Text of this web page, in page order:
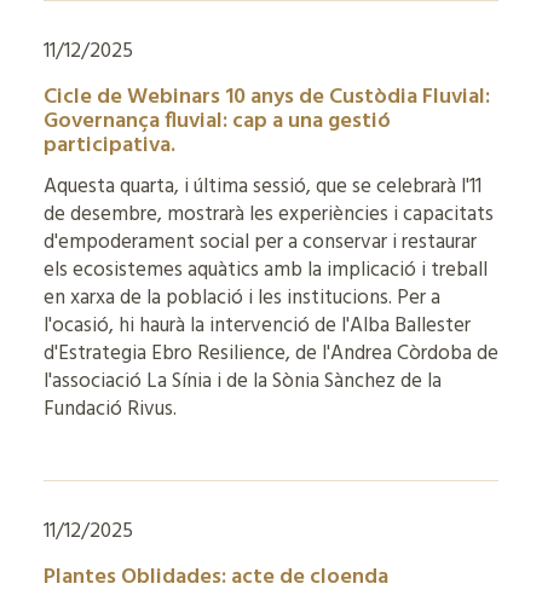
11/12/2025
Cicle de Webinars 10 anys de Custòdia Fluvial:
Governança fluvial: cap a una gestió
participativa.
Aquesta quarta, i última sessió, que se celebrarà l'11
de desembre, mostrarà les experiències i capacitats
d'empoderament social per a conservar i restaurar
els ecosistemes aquàtics amb la implicació i treball
en xarxa de la població i les institucions. Per a
l'ocasió, hi haurà la intervenció de l'Alba Ballester
d'Estrategia Ebro Resilience, de l'Andrea Còrdoba de
l'associació La Sínia i de la Sònia Sànchez de la
Fundació Rivus.
11/12/2025
Plantes Oblidades: acte de cloenda